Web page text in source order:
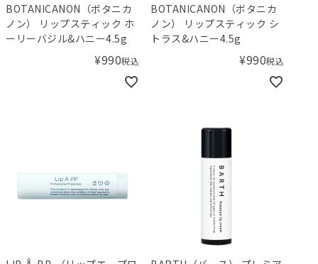
BOTANICANON（ボタニカ
ノン） リップスティック ホ
ーリーバジル&ハニー4.5g
¥990税込
BOTANICANON（ボタニカ
ノン） リップスティック シ
トラス&ハニー4.5g
¥990税込